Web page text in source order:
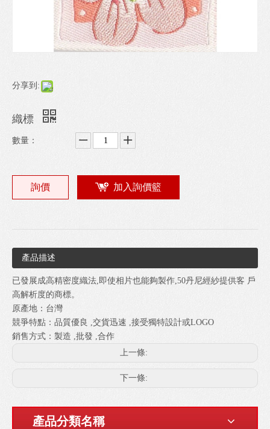
分享到:
織標
數量：
詢價 加入詢價籃
產品描述
已發展成高精密度織法,即使相片也能夠製作,50丹尼經紗提供客 戶
高解析度的商標。
原產地：台灣
競爭特點：品質優良 ,交貨迅速 ,接受獨特設計或LOGO
銷售方式：製造 ,批發 ,合作
上一條:
下一條:
產品分類名稱